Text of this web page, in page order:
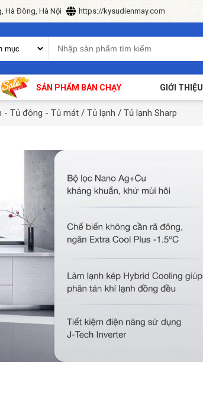
Hà Đông, Hà Nội https://kysudienmay.com
SẢN PHẨM BÁN CHẠY GIỚI THIỆU
- Tủ đông - Tủ mát / Tủ lạnh / Tủ lạnh Sharp